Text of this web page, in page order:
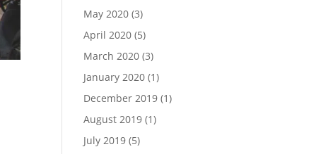
May 2020 (3)
April 2020 (5)
March 2020 (3)
January 2020 (1)
December 2019 (1)
August 2019 (1)
July 2019 (5)